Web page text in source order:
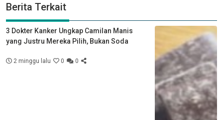
Berita Terkait
3 Dokter Kanker Ungkap Camilan Manis
yang Justru Mereka Pilih, Bukan Soda
2 minggu lalu 0 0